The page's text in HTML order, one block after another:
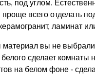
под углом.
проще всего отделать
ламинат
материал вы не
сделает комнаты
на белом фоне -